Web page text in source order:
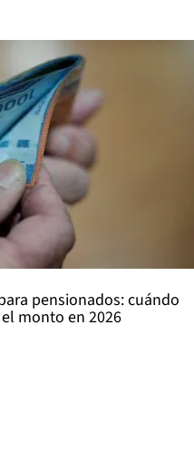
pensionados: cuándo
monto en 2026